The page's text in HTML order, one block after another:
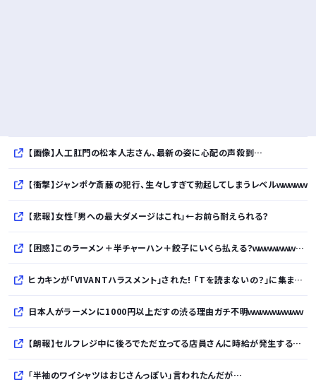
【画像】人工肛門の松本人志さん、最新の姿に心配の声殺到…
【衝撃】ジャンポケ斎藤の犯行、生々しすぎて勃起してしまうレベルｗｗｗｗｗ
【悲報】女性「男への最大ダメージはこれ」←お前ら耐えられる？
【困惑】このラーメン＋半チャーハン＋餃子にいくら払える？ｗｗｗｗｗｗｗｗｗｗ
ヒカキンが「VIVANTハラスメント」された！ 「Tを読まないの？」に集まった「読めて当然」マウント
日本人がラーメンに1000円以上だすの渋る理由ガチ不明ｗｗｗｗｗｗｗｗｗ
【朗報】セルフレジ中に後ろでただ立ってる店員さんに時給が発生するのおかしい←3万いいねｗｗｗｗｗｗｗｗｗｗ
「半袖のワイシャツはおじさんっぽい」言われたんだが…